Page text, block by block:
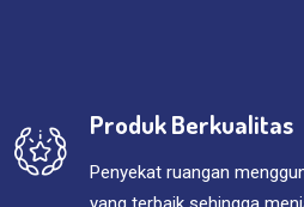
Produk Berkualitas
Penyekat ruangan